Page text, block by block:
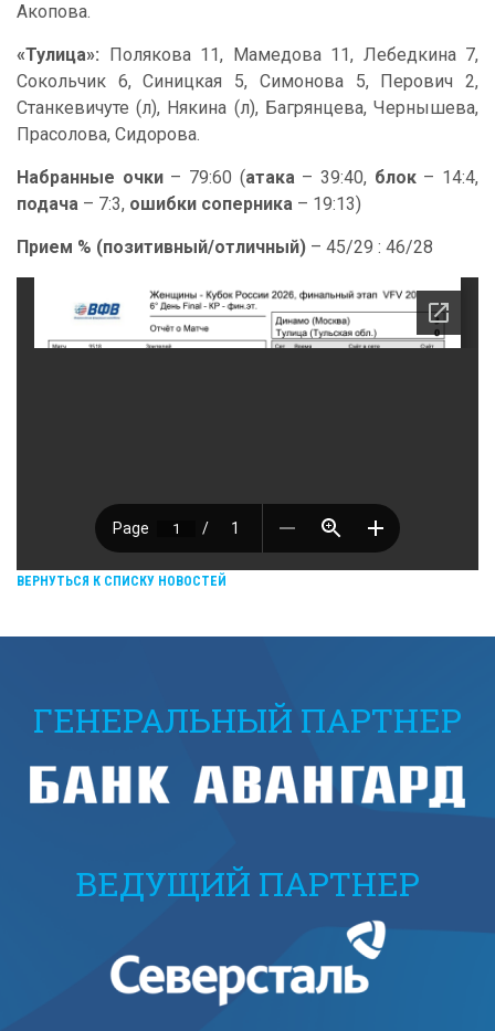
Акопова.
«Тулица»: Полякова 11, Мамедова 11, Лебедкина 7,
Сокольчик 6, Синицкая 5, Симонова 5, Перович 2,
Станкевичуте (л), Някина (л), Багрянцева, Чернышева,
Прасолова, Сидорова.
Набранные очки– 79:60 (атака– 39:40, блок– 14:4,
подача – 7:3, ошибки соперника – 19:13)
Прием % (позитивный/отличный) – 45/29 : 46/28
ВЕРНУТЬСЯ К СПИСКУ НОВОСТЕЙ
ГЕНЕРАЛЬНЫЙ ПАРТНЕР
ВЕДУЩИЙ ПАРТНЕР